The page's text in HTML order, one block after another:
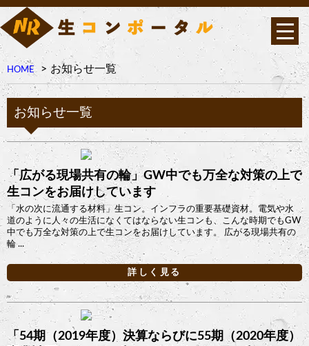
HOME お知らせ一覧
お知らせ一覧
「広がる現場共有の輪」GW中でも万全な対策の上で
生コンをお届けしています
「水の次に流通する材料」生コン。インフラの重要基礎資材。電気や水
道のように人々の生活になくてはならない生コンも、こんな時期でもGW
中でも万全な対策の上で生コンをお届けしています。 広がる現場共有の
輪 ...
詳しく見る
「54期（2019年度）決算ならびに55期（2020年度）